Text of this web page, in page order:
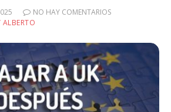
NO HAY COMENTARIOS
ALBERTO